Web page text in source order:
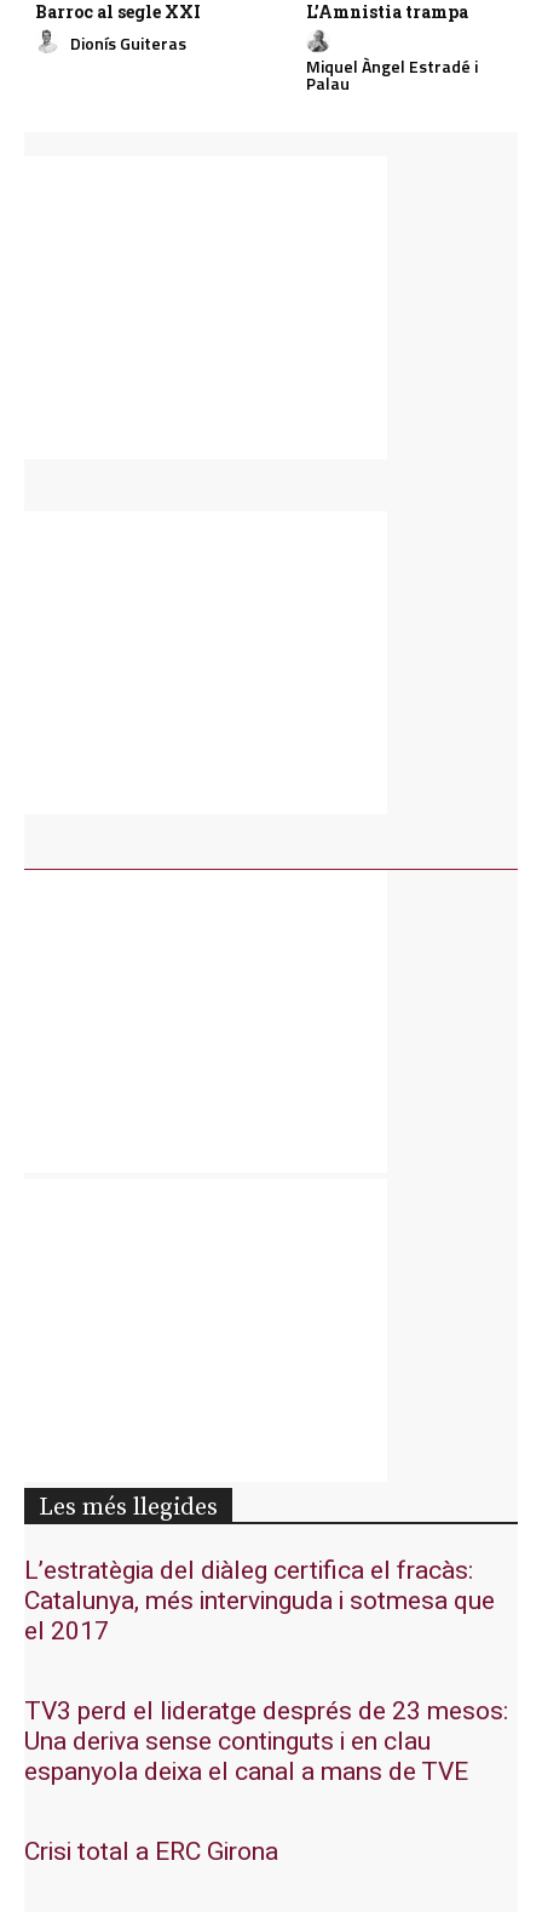
Barroc al segle XXI
Dionís Guiteras
L’Amnistia trampa
Miquel Àngel Estradé i
Palau
Les més llegides
L’estratègia del diàleg certifica el fracàs:
Catalunya, més intervinguda i sotmesa que
el 2017
TV3 perd el lideratge després de 23 mesos:
Una deriva sense continguts i en clau
espanyola deixa el canal a mans de TVE
Crisi total a ERC Girona